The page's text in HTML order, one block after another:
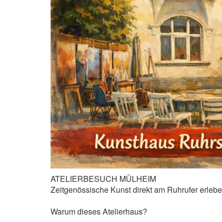
ATELIERBESUCH MÜLHEIM
Zeitgenössische Kunst direkt am Ruhrufer
Warum dieses Atelierhaus?